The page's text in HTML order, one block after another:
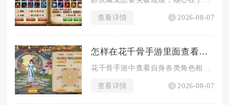
查看详情 2026-08-07
怎样在花千骨手游里面查看自己的相关信息
查看详情 2026-08-07